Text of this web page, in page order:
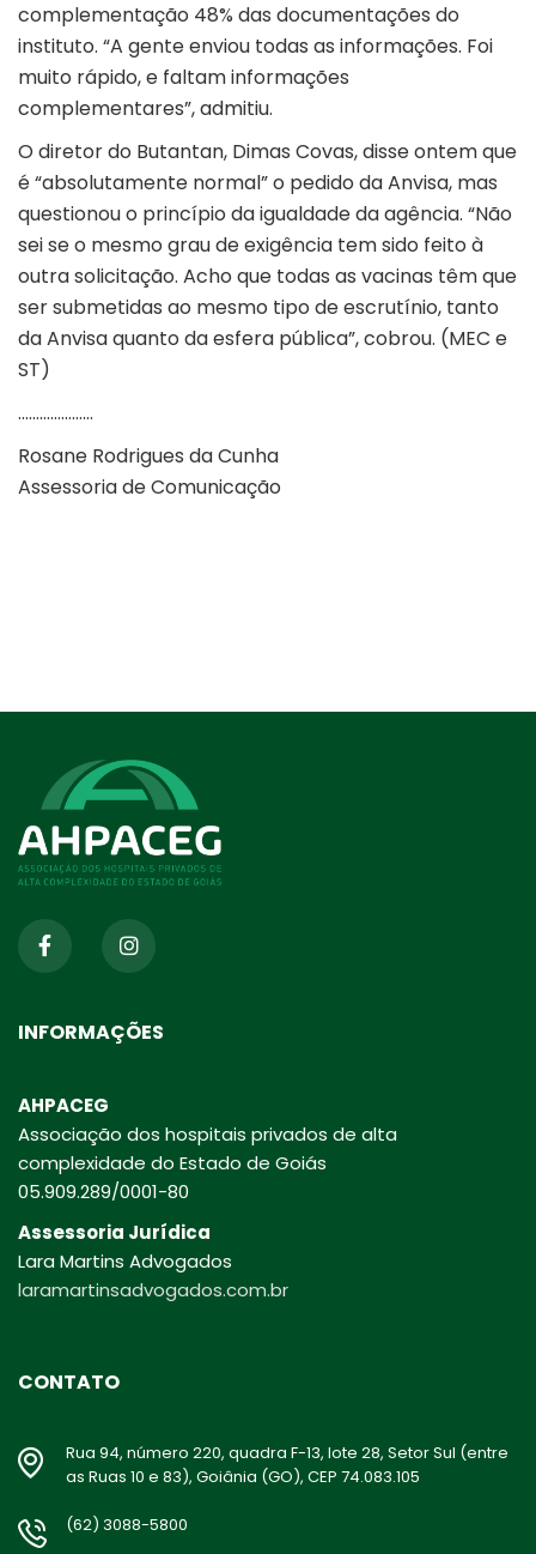
complementação 48% das documentações do
instituto. “A gente enviou todas as informações. Foi
muito rápido, e faltam informações
complementares”, admitiu.
O diretor do Butantan, Dimas Covas, disse ontem que
é “absolutamente normal” o pedido da Anvisa, mas
questionou o princípio da igualdade da agência. “Não
sei se o mesmo grau de exigência tem sido feito à
outra solicitação. Acho que todas as vacinas têm que
ser submetidas ao mesmo tipo de escrutínio, tanto
da Anvisa quanto da esfera pública”, cobrou. (MEC e
ST)
…………………
Rosane Rodrigues da Cunha
Assessoria de Comunicação
INFORMAÇÕES
AHPACEG
Associação dos hospitais privados de alta
complexidade do Estado de Goiás
05.909.289/0001-80
Assessoria Jurídica
Lara Martins Advogados
laramartinsadvogados.com.br
CONTATO
Rua 94, número 220, quadra F-13, lote 28, Setor Sul (entre
as Ruas 10 e 83), Goiânia (GO), CEP 74.083.105
(62) 3088-5800